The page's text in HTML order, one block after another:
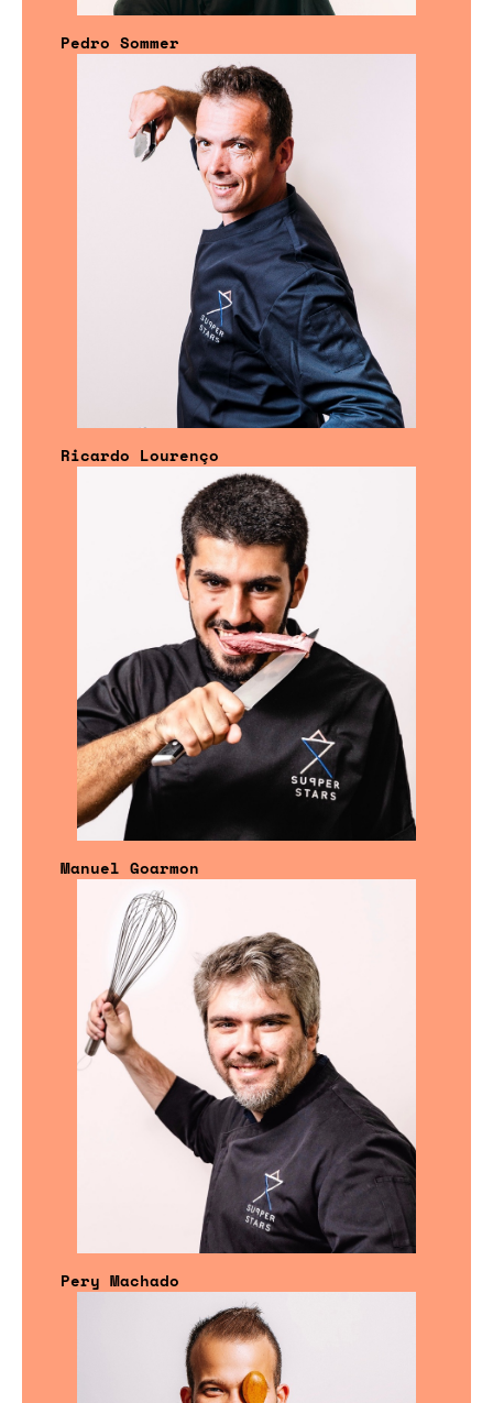
Pedro Sommer
Ricardo Lourenço
Manuel Goarmon
Pery Machado